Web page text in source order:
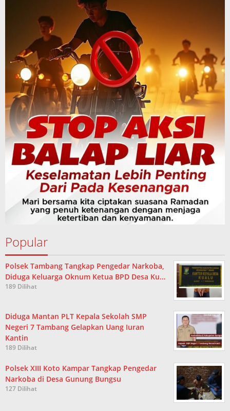
Popular
Polsek Tambang Tangkap Pengedar Narkoba,
Diduga Keluarga Oknum Ketua BPD Desa Ku…
189 Dilihat
Diduga Mantan PLT Kepala Sekolah SMP
Negeri 7 Tambang Gelapkan Uang Iuran
Kantin
189 Dilihat
Polsek XIII Koto Kampar Tangkap Pengedar
Narkoba di Desa Gunung Bungsu
127 Dilihat